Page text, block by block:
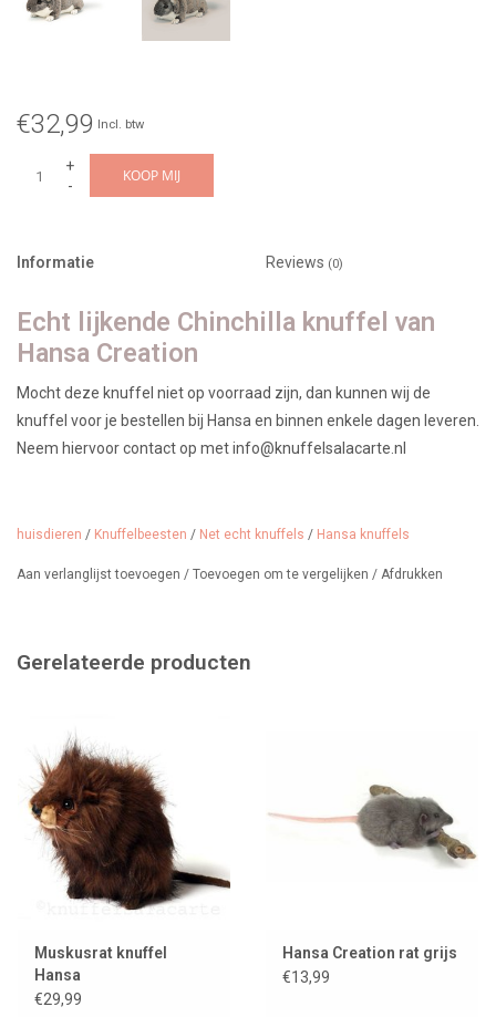
€32,99 Incl. btw
+
-
KOOP MIJ
Informatie Reviews (0)
Echt lijkende Chinchilla knuffel van
Hansa Creation
Mocht deze knuffel niet op voorraad zijn, dan kunnen wij de
knuffel voor je bestellen bij Hansa en binnen enkele dagen leveren.
Neem hiervoor contact op metinfo@knuffelsalacarte.nl
De chinchilla is 30 cm
De chinchilla is een klein, knaagdier met een extreem zachte en
huisdieren / Knuffelbeesten / Net echt knuffels / Hansa knuffels
Aan verlanglijst toevoegen / Toevoegen om te vergelijken / Afdrukken
Gerelateerde producten
Muskusrat knuffel
Hansa
€29,99
Hansa Creation rat grijs
€13,99